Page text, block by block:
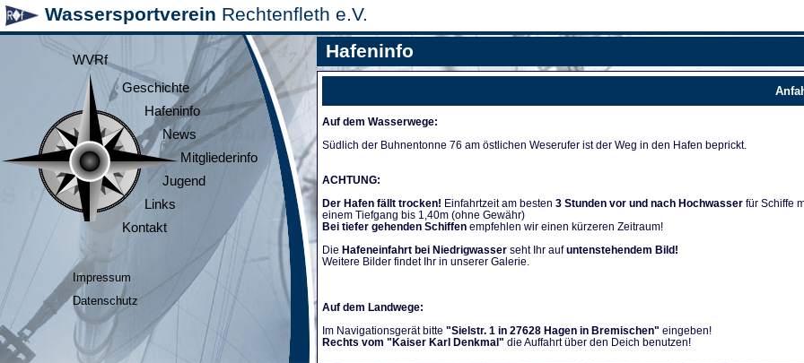
Wassersportverein Rechtenfleth e.V.
WVRf
Geschichte
Hafeninfo
News
Mitgliederinfo
Jugend
Links
Kontakt
Impressum
Datenschutz
Hafeninfo
Auf dem Wasserwege:
Südlich der Buhnentonne 76 am östlichen Weserufer ist der Weg in den Hafen beprickt.
ACHTUNG:
Der Hafen fällt trocken! Einfahrtzeit am besten 3 Stunden vor und nach Hochwasser für Schiffe
einem Tiefgang bis 1,40m (ohne Gewähr)
Bei tiefer gehenden Schiffen empfehlen wir einen kürzeren Zeitraum!
Die Hafeneinfahrt bei Niedrigwasser seht Ihr aufuntenstehendem Bild!
Weitere Bilder findet Ihr in unserer Galerie.
Auf dem Landwege:
Im Navigationsgerät bitte "Sielstr. 1 in 27628 Hagen in Bremischen" eingeben!
Rechts vom "Kaiser Karl Denkmal" die Auffahrt über den Deich benutzen!